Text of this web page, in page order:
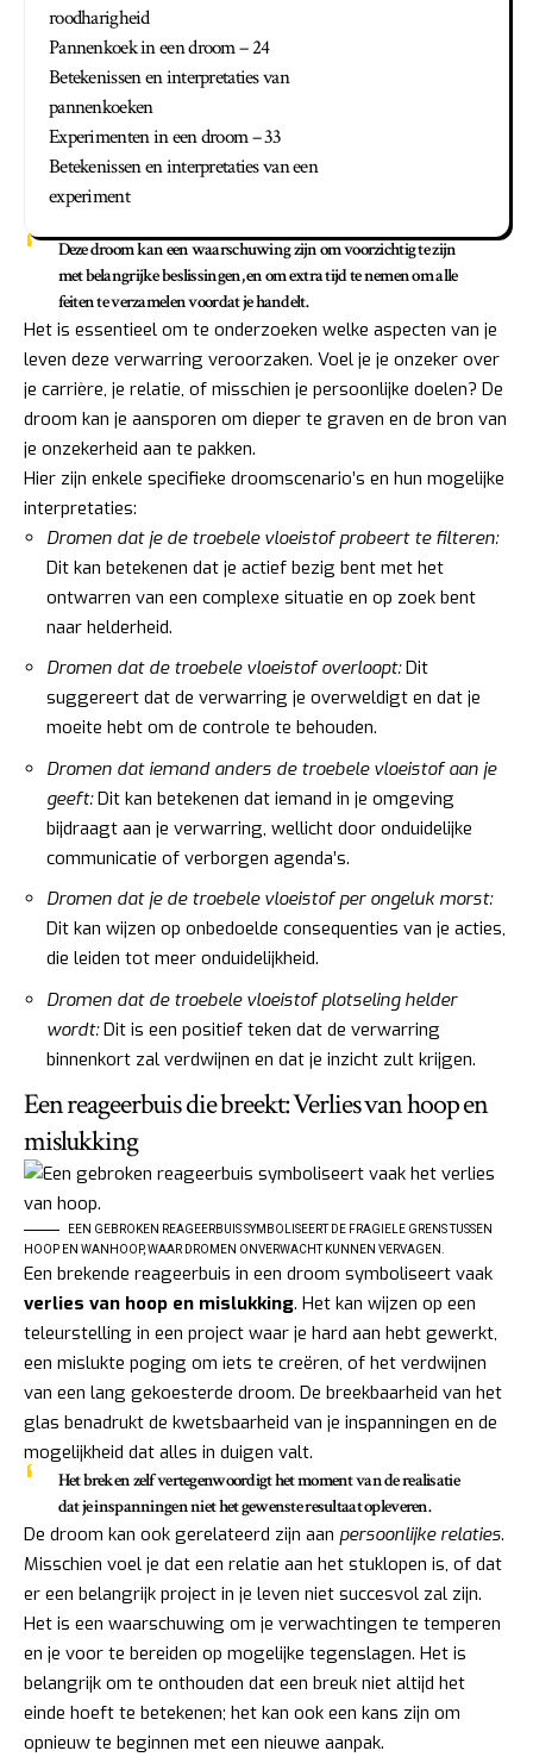
roodharigheid
Pannenkoek in een droom – 24
Betekenissen en interpretaties van
pannenkoeken
Experimenten in een droom – 33
Betekenissen en interpretaties van een
experiment
Deze droom kan een waarschuwing zijn omvoorzichtig te zijn
met belangrijke beslissingen, en om extra tijd te nemen om alle
feiten te verzamelen voordat je handelt.
Het is essentieel om te onderzoeken welke aspecten van je
leven deze verwarring veroorzaken. Voel je je onzeker over
je carrière, je relatie, of misschien je persoonlijke doelen? De
droom kan je aansporen om dieper te graven en de bron van
je onzekerheid aan te pakken.
Hier zijn enkele specifieke droomscenario’s en hun mogelijke
interpretaties:
Dromen dat je de troebele vloeistof probeert te filteren:
Dit kan betekenen dat je actief bezig bent met het
ontwarren van een complexe situatie en op zoek bent
naar helderheid.
Dromen dat de troebele vloeistof overloopt:Dit
suggereert dat de verwarring je overweldigt en dat je
moeite hebt om de controle te behouden.
Dromen dat iemand anders de troebele vloeistof aan je
geeft:Dit kan betekenen dat iemand in je omgeving
bijdraagt aan je verwarring, wellicht door onduidelijke
communicatie of verborgen agenda’s.
Dromen dat je de troebele vloeistof per ongeluk morst:
Dit kan wijzen op onbedoelde consequenties van je acties,
die leiden tot meer onduidelijkheid.
Dromen dat de troebele vloeistof plotseling helder
wordt:Dit is een positief teken dat de verwarring
binnenkort zal verdwijnen en dat je inzicht zult krijgen.
Een reageerbuis die breekt: Verlies van hoop en
mislukking
EEN GEBROKEN REAGEERBUIS SYMBOLISEERT DE FRAGIELE GRENS TUSSEN
HOOP EN WANHOOP, WAAR DROMEN ONVERWACHT KUNNEN VERVAGEN.
Een brekende reageerbuis in een droom symboliseert vaak
verlies van hoop en mislukking. Het kan wijzen op een
teleurstelling in een project waar je hard aan hebt gewerkt,
een mislukte poging om iets te creëren, of het verdwijnen
van een lang gekoesterde droom. De breekbaarheid van het
glas benadrukt de kwetsbaarheid van je inspanningen en de
mogelijkheid dat alles in duigen valt.
Het breken zelf vertegenwoordigt het moment van de realisatie
dat je inspanningen niet het gewenste resultaat opleveren.
De droom kan ook gerelateerd zijn aan persoonlijke relaties.
Misschien voel je dat een relatie aan het stuklopen is, of dat
er een belangrijk project in je leven niet succesvol zal zijn.
Het is een waarschuwing om je verwachtingen te temperen
en je voor te bereiden op mogelijke tegenslagen. Het is
belangrijk om te onthouden dat een breuk niet altijd het
einde hoeft te betekenen; het kan ook een kans zijn om
opnieuw te beginnen met een nieuwe aanpak.